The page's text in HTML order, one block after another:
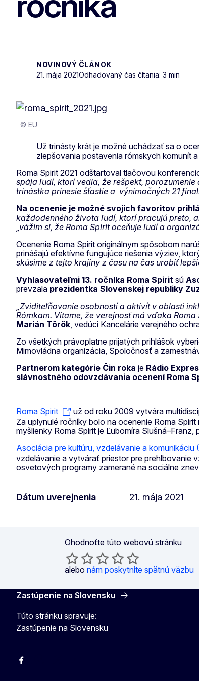
NOVINOVÝ ČLÁNOK
21. mája 2021Odhadovaný čas čítania: 3 min
© EU
Už trinásty krát je možné uchádzať sa o
zlepšovania postavenia rómskych komunít
Roma Spirit 2021 odštartoval tlačovou
spája ľudí, ktorí vedia, že rešpekt,
trinástka prinesie šťastie a výnimočných 21
Na ocenenie je možné svojich favoritov
každodenného života ľudí, ktorí pracujú preto,
„vážim si, že Roma Spirit oceňuje ľudí a
Ocenenie Roma Spirit originálnym spôsobom
prinášajú efektívne fungujúce riešenia výziev,
skúsime z tejto krajiny z času na čas urobiť
Vyhlasovateľmi 13. ročníka Roma Spirit sú
prevzala prezidentka Slovenskej republiky
„Zviditeľňovanie osobností a aktivít v oblasti
Rómkam. Vítame, že verejnosť má vďaka
Marián Török, vedúci Kancelárie verejného
Zo všetkých právoplatne prijatých prihlášok
Mimovládna organizácia, Spoločnosť a
Partnerom kategórie Čin roka je Rádio Expres
slávnostného odovzdávania ocenení Roma
Roma Spirit
už od roku 2009 vytvára
Za uplynulé ročníky bolo na ocenenie Roma
myšlienky Roma Spirit je Ľubomíra Slušná–Franz,
Asociácia pre kultúru, vzdelávanie a komunikáciu
vzdelávanie a vytvárať priestor pre prehlbovanie
osvetových programy zamerané na sociálne
Dátum uverejnenia 21. mája 2021
Ohodnoťte túto webovú stránku
alebo nám poskytnite spätnú väzbu
Zastúpenie na Slovensku
Túto stránku spravuje:
Zastúpenie na Slovensku
Facebook